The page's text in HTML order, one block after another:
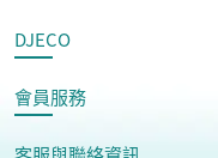
DJECO
會員服務